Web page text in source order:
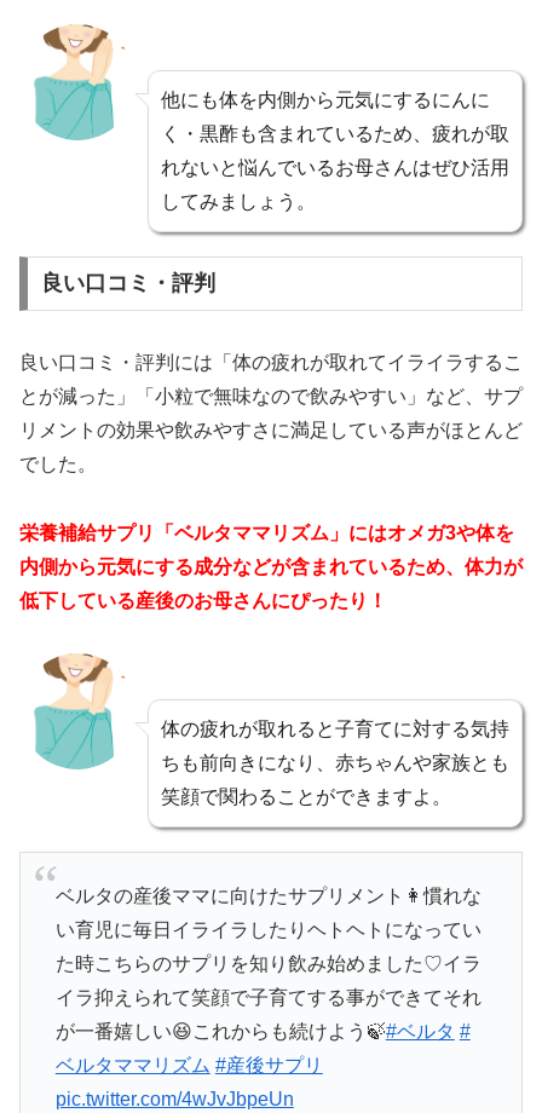
他にも体を内側から元気にするにんに
く・黒酢も含まれているため、疲れが取
れないと悩んでいるお母さんはぜひ活用
してみましょう。
良い口コミ・評判
良い口コミ・評判には「体の疲れが取れてイライラするこ
とが減った」「小粒で無味なので飲みやすい」など、サプ
リメントの効果や飲みやすさに満足している声がほとんど
でした。
栄養補給サプリ「ベルタママリズム」にはオメガ3や体を
内側から元気にする成分などが含まれているため、体力が
低下している産後のお母さんにぴったり！
体の疲れが取れると子育てに対する気持
ちも前向きになり、赤ちゃんや家族とも
笑顔で関わることができますよ。
ベルタの産後ママに向けたサプリメント👩慣れな
い育児に毎日イライラしたりヘトヘトになってい
た時こちらのサプリを知り飲み始めました♡イラ
イラ抑えられて笑顔で子育てする事ができてそれ
が一番嬉しい😆これからも続けよう🍃#ベルタ #
ベルタママリズム #産後サプリ
pic.twitter.com/4wJvJbpeUn